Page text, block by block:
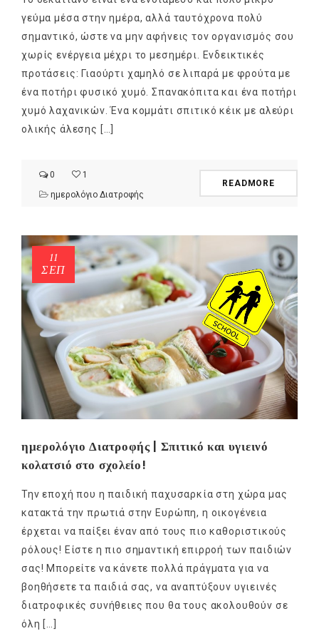
γεύμα μέσα στην ημέρα, αλλά ταυτόχρονα πολύ
σημαντικό, ώστε να μην αφήνεις τον οργανισμός σου
χωρίς ενέργεια μέχρι το μεσημέρι. Ενδεικτικές
προτάσεις: Γιαούρτι χαμηλό σε λιπαρά με φρούτα με
ένα ποτήρι φυσικό χυμό. Σπανακόπιτα και ένα ποτήρι
χυμό λαχανικών. Ένα κομμάτι σπιτικό κέικ με αλεύρι
ολικής άλεσης […]
0
1
ημερολόγιο Διατροφής
READMORE
11
ΣΕΠ
ημερολόγιο Διατροφής | Σπιτικό και υγιεινό
κολατσιό στο σχολείο!
Την εποχή που η παιδική παχυσαρκία στη χώρα μας
κατακτά την πρωτιά στην Ευρώπη, η οικογένεια
έρχεται να παίξει έναν από τους πιο καθοριστικούς
ρόλους! Είστε η πιο σημαντική επιρροή των παιδιών
σας! Μπορείτε να κάνετε πολλά πράγματα για να
βοηθήσετε τα παιδιά σας, να αναπτύξουν υγιεινές
διατροφικές συνήθειες που θα τους ακολουθούν σε
όλη […]